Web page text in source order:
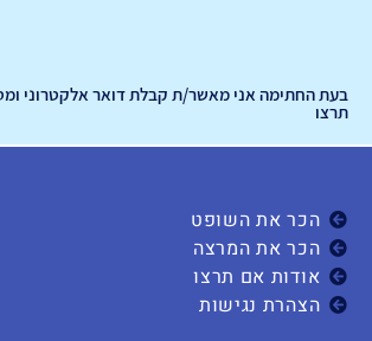
בעת החתימה אני מאשר/ת קבלת דואר אלקטרוני
תרצו
הכר את השופט
הכר את המרצה
אודות אם תרצו
הצהרת נגישות